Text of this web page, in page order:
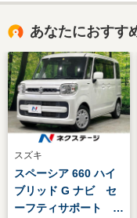
あなたにおすす
スズキ
スペーシア 660 ハイ
ブリッド G ナビ セ
ーフティサポート ド